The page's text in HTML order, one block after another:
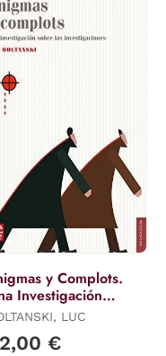
y Complots.
Investigación
Investigaciones
LUC
€